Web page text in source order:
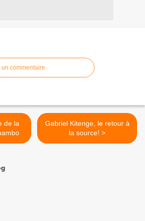
un commentaire
Gabriel Kitenge, le retour à
la source! >